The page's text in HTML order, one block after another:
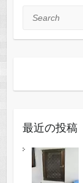
Search
最近の投稿